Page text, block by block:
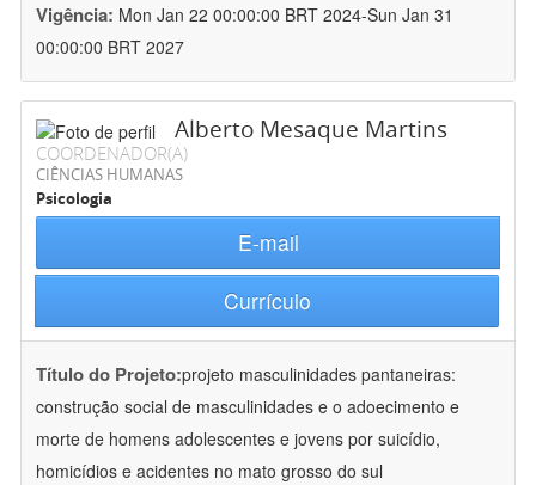
Vigência: Mon Jan 22 00:00:00 BRT 2024-Sun Jan 31
00:00:00 BRT 2027
Alberto Mesaque Martins
COORDENADOR(A)
CIÊNCIAS HUMANAS
Psicologia
E-mail
Currículo
Título do Projeto:projeto masculinidades pantaneiras:
construção social de masculinidades e o adoecimento e
morte de homens adolescentes e jovens por suicídio,
homicídios e acidentes no mato grosso do sul